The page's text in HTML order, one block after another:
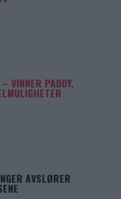
VINNER PADDY,
AVSLØRER